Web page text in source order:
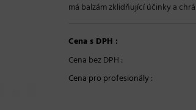
má balzám zklidňující účinky a
Cena s DPH :
Cena bez DPH :
Cena pro profesionály: